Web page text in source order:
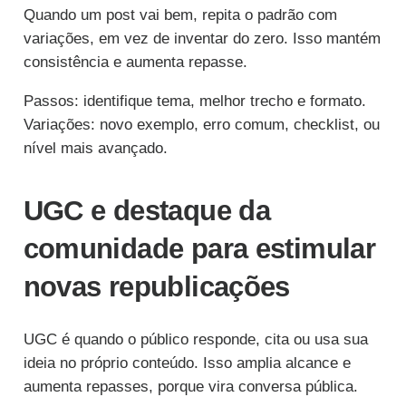
Quando um post vai bem, repita o padrão com
variações, em vez de inventar do zero. Isso mantém
consistência e aumenta repasse.
Passos: identifique tema, melhor trecho e formato.
Variações: novo exemplo, erro comum, checklist, ou
nível mais avançado.
UGC e destaque da
comunidade para estimular
novas republicações
UGC é quando o público responde, cita ou usa sua
ideia no próprio conteúdo. Isso amplia alcance e
aumenta repasses, porque vira conversa pública.